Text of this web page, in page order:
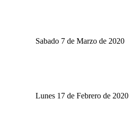
Sabado 7 de Marzo de 2020
Lunes 17 de Febrero de 2020